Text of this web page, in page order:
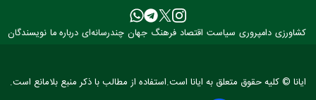
کشاورزی دامپروری سیاست اقتصاد فرهنگ جهان چندرسانه‌ای درباره ما نویسندگان
ایانا © کلیه حقوق متعلق به ایانا است.استفاده از مطالب با ذکر منبع بلامانع است.